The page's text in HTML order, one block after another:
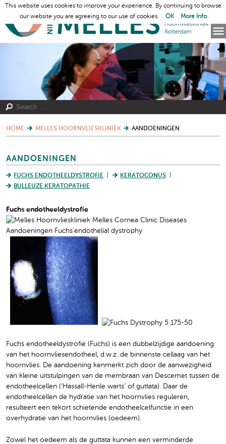
HOME MELLES HOORNVLIESKLINIEK AANDOENINGEN
AANDOENINGEN
FUCHS ENDOTHEELDYSTROFIE
KERATOCONUS
BULLEUZE KERATOPATHIE
Fuchs endotheeldystrofie
Fuchs endotheeldystrofie (Fuchs) is een dubbelzijdige aandoening
van het hoornvliesendotheel, d.w.z. de binnenste cellaag van het
hoornvlies. De aandoening kenmerkt zich door de aanwezigheid
van kleine uitstulpingen van de membraan van Descemet tussen de
endotheelcellen (‘Hassall-Henle warts’ of guttata). Daar de
endotheelcellen de hydratie van het hoornvlies reguleren,
resulteert een tekort schietende endotheelcelfunctie in een
overhydratie van het hoornvlies (oedeem).
Zowel het oedeem als de guttata kunnen een verminderde
This website uses cookies to improve your experience. By continuing to browse
our website you are agreeing to our use of cookies.
OK More Info